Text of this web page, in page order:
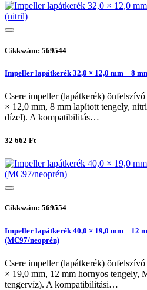
Cikkszám: 569544
Impeller lapátkerék 32,0 × 12,0 mm – 8
Csere impeller (lapátkerék)
× 12,0 mm, 8 mm lapított tengely,
dízel). A kompatibilitás…
32 662 Ft
Cikkszám: 569554
Impeller lapátkerék 40,0 × 19,0 mm – 12
(MC97/neoprén)
Csere impeller (lapátkerék)
× 19,0 mm, 12 mm hornyos tengely,
tengervíz). A kompatibilitási…